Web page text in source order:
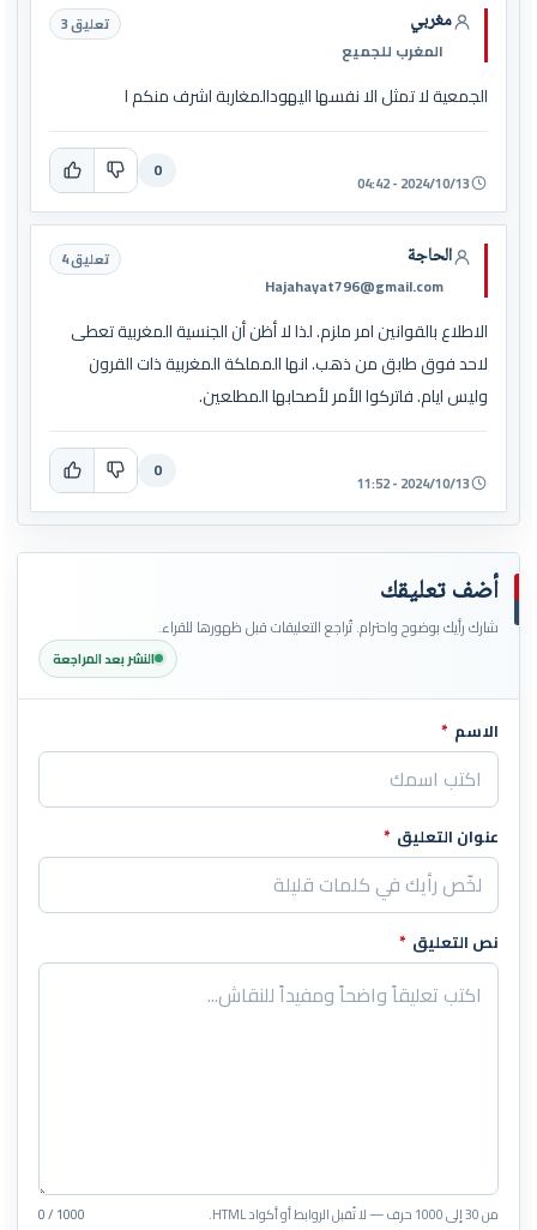
مغربي
المغرب للجميع
تعليق 3
الجمعية لا تمثل الا نفسها اليهودالمغاربة اشرف منكم ا
2024/10/13 - 04:42
0
الحاجة
Hajahayat796@gmail.com
تعليق 4
الاطلاع بالقوانين امر ملزم. لذا لا أظن أن الجنسية المغربية تعطى
لاحد فوق طابق من ذهب. انها المملكة المغربية ذات القرون
وليس ايام. فاتركوا الأمر لأصحابها المطلعين.
2024/10/13 - 11:52
0
أضف تعليقك
شارك رأيك بوضوح واحترام. تُراجع التعليقات قبل ظهورها للقراء.
النشر بعد المراجعة
اترك هذا الحقل فارغاً
الاسم *
عنوان التعليق *
نص التعليق *
من 30 إلى 1000 حرف — لا تُقبل الروابط أو أكواد HTML. 0 / 1000